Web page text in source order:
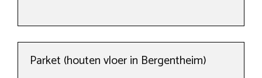
Parket (houten vloer in Bergentheim)